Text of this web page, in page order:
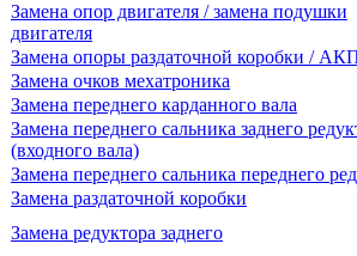
Замена опор двигателя / замена подушки
двигателя
Замена опоры раздаточной коробки /
Замена очков мехатроника
Замена переднего карданного вала
Замена переднего сальника заднего
(входного вала)
Замена переднего сальника переднего
Замена раздаточной коробки
Замена редуктора заднего